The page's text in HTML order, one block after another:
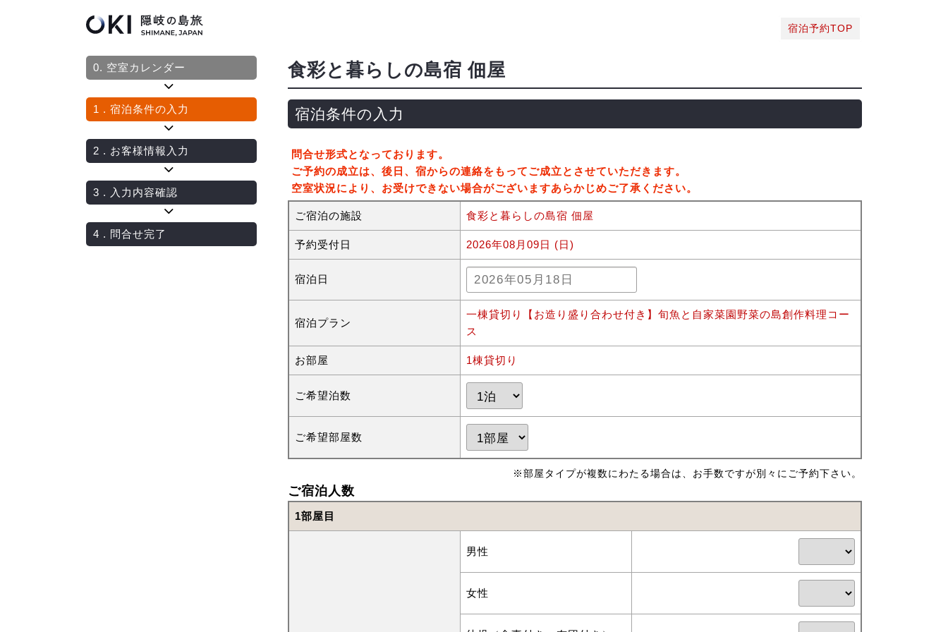
宿泊予約TOP
0. 空室カレンダー
1 . 宿泊条件の入力
2 . お客様情報入力
3 . 入力内容確認
4 . 問合せ完了
食彩と暮らしの島宿 佃屋
宿泊条件の入力
問合せ形式となっております。
ご予約の成立は、後日、宿からの連絡をもってご成立とさせていただきます。
空室状況により、お受けできない場合がございますあらかじめご了承ください。
ご宿泊の施設 食彩と暮らしの島宿 佃屋
予約受付日 2026年08月09日 (日)
宿泊日
宿泊プラン
一棟貸切り【お造り盛り合わせ付き】旬魚と自家菜園野菜の島創作料理コー
ス
お部屋 1棟貸切り
ご希望泊数
ご希望部屋数
※部屋タイプが複数にわたる場合は、お手数ですが別々にご予約下さい。
ご宿泊人数
1部屋目
男性
女性